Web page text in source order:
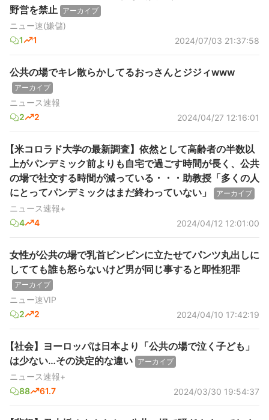
野営を禁止 アーカイブ
ニュー速(嫌儲)
1
1 2024/07/03 21:37:58
公共の場でキレ散らかしてるおっさんとジジィwww
アーカイブ
ニュース速報
2
2 2024/04/27 12:16:01
【米コロラド大学の最新調査】依然として高齢者の半数以
上がパンデミック前よりも自宅で過ごす時間が長く、公共
の場で社交する時間が減っている・・・助教授「多くの人
にとってパンデミックはまだ終わっていない」
アーカイブ
ニュース速報+
4
4 2024/04/12 12:01:00
女性が公共の場で乳首ビンビンに立たせてパンツ丸出しに
してても誰も怒らないけど男が同じ事すると即性犯罪
アーカイブ
ニュー速VIP
2
2 2024/04/10 17:42:19
【社会】ヨーロッパは日本より「公共の場で泣く子ども」
は少ない…その決定的な違い アーカイブ
ニュース速報+
88
61.7 2024/03/30 19:54:37